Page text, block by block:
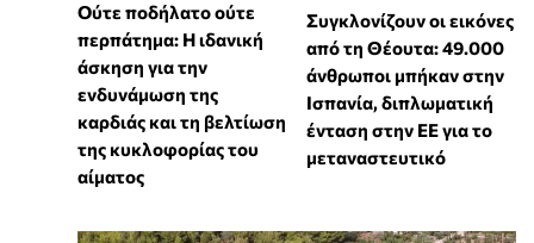
Ούτε ποδήλατο ούτε
περπάτημα: Η ιδανική
άσκηση για την
ενδυνάμωση της
καρδιάς και τη βελτίωση
της κυκλοφορίας του
αίματος
Συγκλονίζουν οι εικόνες
από τη Θέουτα: 49.000
άνθρωποι μπήκαν στην
Ισπανία, διπλωματική
ένταση στην ΕΕ για το
μεταναστευτικό